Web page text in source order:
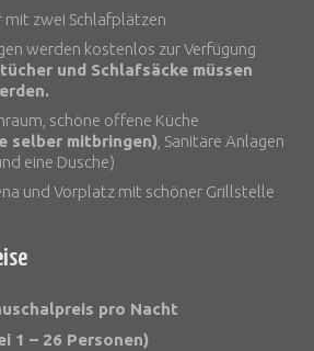
mit zwei Schlafplätzen
werden kostenlos zur Verfügung
und Schlafsäcke müssen
schöne offene Küche
selber mitbringen) , Sanitäre Anlagen
eine Dusche)
und Vorplatz mit schöner Grillstelle
pro Nacht
1 – 26 Personen)